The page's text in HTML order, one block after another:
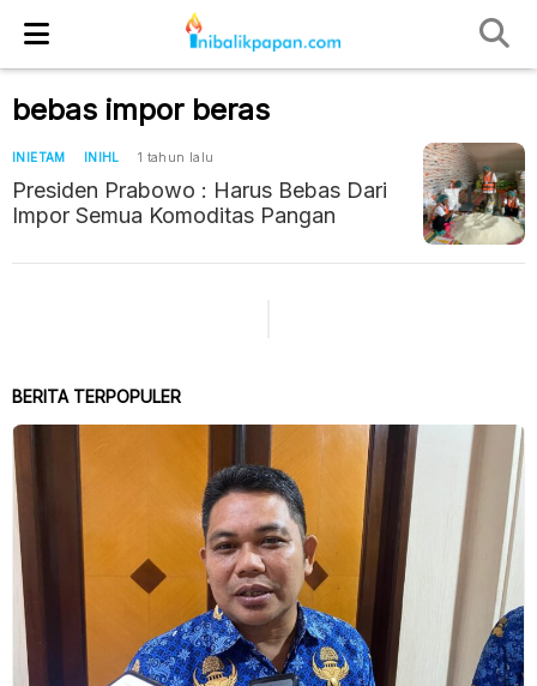
bebas impor beras
INIETAM INIHL 1 tahun lalu
Presiden Prabowo : Harus Bebas Dari
Impor Semua Komoditas Pangan
BERITA TERPOPULER